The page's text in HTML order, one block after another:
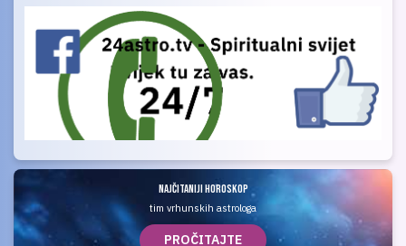
Najčitaniji horoskop
tim vrhunskih astrologa
PROČITAJTE